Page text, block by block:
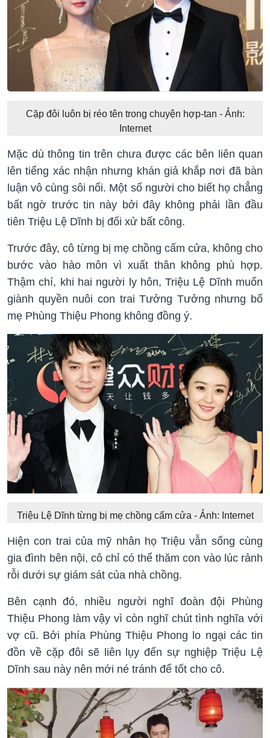
Cặp đôi luôn bị réo tên trong chuyện hợp-tan - Ảnh:
Internet
Mặc dù thông tin trên chưa được các bên liên quan
lên tiếng xác nhận nhưng khán giả khắp nơi đã bàn
luận vô cùng sôi nổi. Một số người cho biết họ chẳng
bất ngờ trước tin này bởi đây không phải lần đầu
tiên Triệu Lệ Dĩnh bị đối xử bất công.
Trước đây, cô từng bị mẹ chồng cấm cửa, không cho
bước vào hào môn vì xuất thân không phù hợp.
Thậm chí, khi hai người ly hôn, Triệu Lệ Dĩnh muốn
giành quyền nuôi con trai Tưởng Tưởng nhưng bố
mẹ Phùng Thiệu Phong không đồng ý.
Triệu Lệ Dĩnh từng bị mẹ chồng cấm cửa - Ảnh: Internet
Hiện con trai của mỹ nhân họ Triệu vẫn sống cùng
gia đình bên nội, cô chỉ có thể thăm con vào lúc rảnh
rỗi dưới sự giám sát của nhà chồng.
Bên cạnh đó, nhiều người nghĩ đoàn đội Phùng
Thiệu Phong làm vậy vì còn nghĩ chút tình nghĩa với
vợ cũ. Bởi phía Phùng Thiệu Phong lo ngại các tin
đồn về cặp đôi sẽ liên lụy đến sự nghiệp Triệu Lệ
Dĩnh sau này nên mới né tránh để tốt cho cô.